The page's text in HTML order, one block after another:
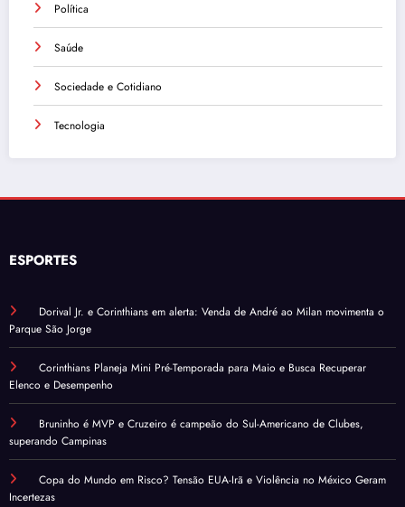
Política
Saúde
Sociedade e Cotidiano
Tecnologia
ESPORTES
Dorival Jr. e Corinthians em alerta: Venda de André ao Milan movimenta o
Parque São Jorge
Corinthians Planeja Mini Pré-Temporada para Maio e Busca Recuperar
Elenco e Desempenho
Bruninho é MVP e Cruzeiro é campeão do Sul-Americano de Clubes,
superando Campinas
Copa do Mundo em Risco? Tensão EUA-Irã e Violência no México Geram
Incertezas